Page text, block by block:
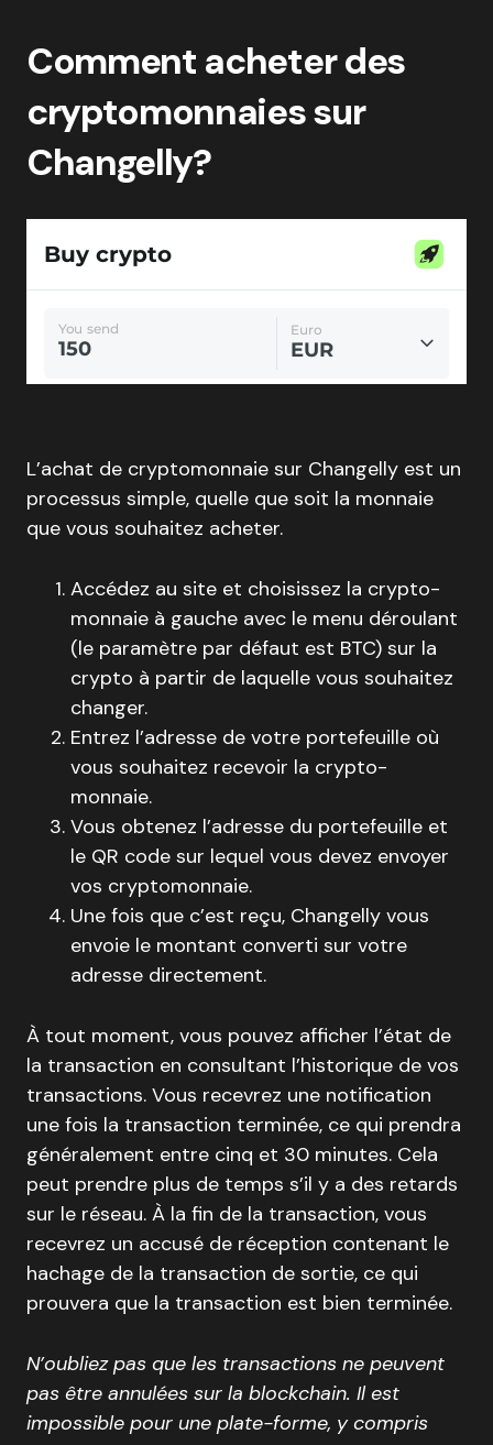
Comment acheter des
cryptomonnaies sur
Changelly?
L’achat de cryptomonnaie sur Changelly est un
processus simple, quelle que soit la monnaie
que vous souhaitez acheter.
Accédez au site et choisissez la crypto-
monnaie à gauche avec le menu déroulant
(le paramètre par défaut est BTC) sur la
crypto à partir de laquelle vous souhaitez
changer.
Entrez l’adresse de votre portefeuille où
vous souhaitez recevoir la crypto-
monnaie.
Vous obtenez l’adresse du portefeuille et
le QR code sur lequel vous devez envoyer
vos cryptomonnaie.
Une fois que c’est reçu, Changelly vous
envoie le montant converti sur votre
adresse directement.
À tout moment, vous pouvez afficher l’état de
la transaction en consultant l’historique de vos
transactions. Vous recevrez une notification
une fois la transaction terminée, ce qui prendra
généralement entre cinq et 30 minutes. Cela
peut prendre plus de temps s’il y a des retards
sur le réseau. À la fin de la transaction, vous
recevrez un accusé de réception contenant le
hachage de la transaction de sortie, ce qui
prouvera que la transaction est bien terminée.
N’oubliez pas que les transactions ne peuvent
pas être annulées sur la blockchain. Il est
impossible pour une plate-forme, y compris